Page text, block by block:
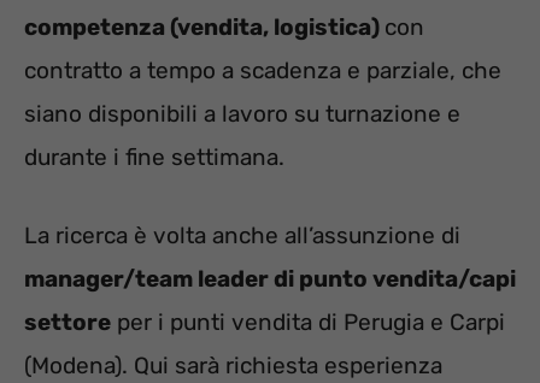
competenza (vendita, logistica) con
contratto a tempo a scadenza e parziale, che
siano disponibili a lavoro su turnazione e
durante i fine settimana.
La ricerca è volta anche all’assunzione di
manager/team leader di punto vendita/capi
settore per i punti vendita di Perugia e Carpi
(Modena). Qui sarà richiesta esperienza